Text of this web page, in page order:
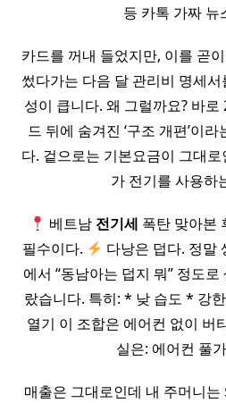
등 카톡 가짜
카드를 꺼내 들었지만, 이를 곧
썼다가는 다음 달 관리비 명세
성이 큽니다. 왜 그럴까요? 바로
드 뒤에 숨겨진 ‘구조 개편’이
다. 겉으로는 기본요금이 그대
가 전기를 사용하
베트남 전기세 폭탄 맞아본
필수이다.
다낭은 덥다. 정말
에서 “동남아는 덥지 뭐” 정도
랐습니다. 특히: * 낮 습도 * 강
열기 이 조합은 에어컨 없이 버
실은: 에어컨 풀
매출은 그대로인데 내 주머니는